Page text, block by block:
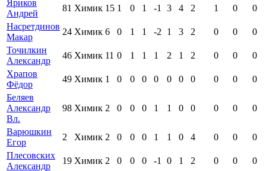
Яриков
Андрей
81 Химик 15 1 0 1 -1 3 4 2 1 0
0
Насретдинов
Макар
24 Химик 6 0 1 1 -2 1 3 2 0 0
0
Точилкин
Александр
46 Химик 11 0 1 1 1 2 1 2 0 0
0
Храпов
Фёдор
49 Химик 1 0 0 0 0 0 0 0 0 0
0
Беляев
Александр
Вл.
98 Химик 2 0 0 0 1 1 0 0 0 0 0
Варюшкин
Егор
2 Химик 2 0 0 0 1 1 0 4 0 0
0
Плесовских
Александр
19 Химик 2 0 0 0 -1 0 1 2 0 0
0